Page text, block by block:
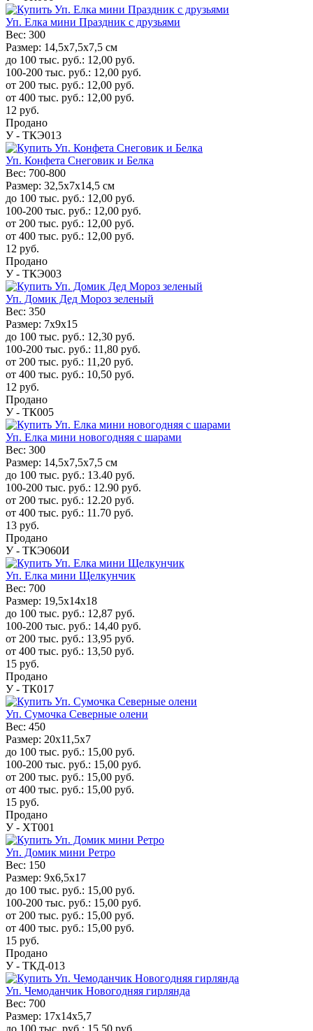
Уп. Елка мини Праздник с друзьями
Вес: 300
Размер: 14,5x7,5x7,5 см
до 100 тыс. руб.: 12,00 руб.
100-200 тыс. руб.: 12,00 руб.
от 200 тыс. руб.: 12,00 руб.
от 400 тыс. руб.: 12,00 руб.
12 руб.
Продано
У - ТКЭ013
Уп. Конфета Снеговик и Белка
Вес: 700-800
Размер: 32,5х7х14,5 см
до 100 тыс. руб.: 12,00 руб.
100-200 тыс. руб.: 12,00 руб.
от 200 тыс. руб.: 12,00 руб.
от 400 тыс. руб.: 12,00 руб.
12 руб.
Продано
У - ТКЭ003
Уп. Домик Дед Мороз зеленый
Вес: 350
Размер: 7х9х15
до 100 тыс. руб.: 12,30 руб.
100-200 тыс. руб.: 11,80 руб.
от 200 тыс. руб.: 11,20 руб.
от 400 тыс. руб.: 10,50 руб.
12 руб.
Продано
У - ТК005
Уп. Елка мини новогодняя с шарами
Вес: 300
Размер: 14,5x7,5x7,5 см
до 100 тыс. руб.: 13.40 руб.
100-200 тыс. руб.: 12.90 руб.
от 200 тыс. руб.: 12.20 руб.
от 400 тыс. руб.: 11.70 руб.
13 руб.
Продано
У - ТКЭ060И
Уп. Елка мини Щелкунчик
Вес: 700
Размер: 19,5х14х18
до 100 тыс. руб.: 12,87 руб.
100-200 тыс. руб.: 14,40 руб.
от 200 тыс. руб.: 13,95 руб.
от 400 тыс. руб.: 13,50 руб.
15 руб.
Продано
У - ТК017
Уп. Сумочка Северные олени
Вес: 450
Размер: 20x11,5x7
до 100 тыс. руб.: 15,00 руб.
100-200 тыс. руб.: 15,00 руб.
от 200 тыс. руб.: 15,00 руб.
от 400 тыс. руб.: 15,00 руб.
15 руб.
Продано
У - ХТ001
Уп. Домик мини Ретро
Вес: 150
Размер: 9х6,5х17
до 100 тыс. руб.: 15,00 руб.
100-200 тыс. руб.: 15,00 руб.
от 200 тыс. руб.: 15,00 руб.
от 400 тыс. руб.: 15,00 руб.
15 руб.
Продано
У - ТКД-013
Уп. Чемоданчик Новогодняя гирлянда
Вес: 700
Размер: 17x14x5,7
до 100 тыс. руб.: 15,50 руб.